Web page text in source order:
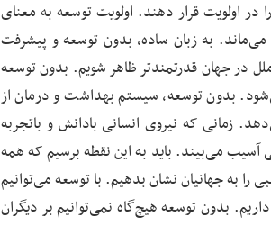
اولویت قرار دهند. اولویت توسعه به معنای
به زبان ساده، بدون توسعه و پیشرفت
در جهان قدرتمندتر ظاهر شویم. بدون توسعه
بدون توسعه، سیستم بهداشت و درمان از
زمانی که نیروی انسانی بادانش و باتجربه
می‌بیند. باید به این نقطه برسیم که همه
به جهانیان نشان بدهیم. با توسعه می‌توانیم
بدون توسعه هیچ‌گاه نمی‌توانیم بر دیگران